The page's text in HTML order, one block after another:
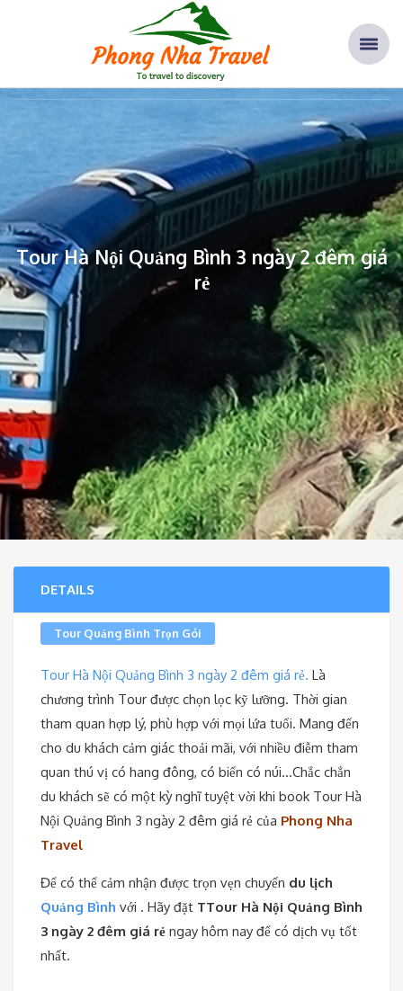
Tour Hà Nội Quảng Bình 3 ngày 2 đêm giá rẻ
Tour Hà Nội Quảng Bình 3 ngày 2 đêm giá
rẻ
DETAILS
Tour Quảng Bình Trọn Gói
Tour Hà Nội Quảng Bình 3 ngày 2 đêm giá rẻ. Là
chương trình Tour được chọn lọc kỹ lưỡng. Thời gian
tham quan hợp lý, phù hợp với mọi lứa tuổi. Mang đến
cho du khách cảm giác thoải mãi, với nhiều điễm tham
quan thú vị có hang đông, có biển có núi…Chắc chắn
du khách sẽ có một kỳ nghĩ tuyệt vời khi book Tour Hà
Nội Quảng Bình 3 ngày 2 đêm giá rẻ của Phong Nha
Travel
Để có thể cảm nhận được trọn vẹn chuyến du lịch
Quảng Bình với . Hãy đặt TTour Hà Nội Quảng Bình
3 ngày 2 đêm giá rẻ ngay hôm nay để có dịch vụ tốt
nhất.